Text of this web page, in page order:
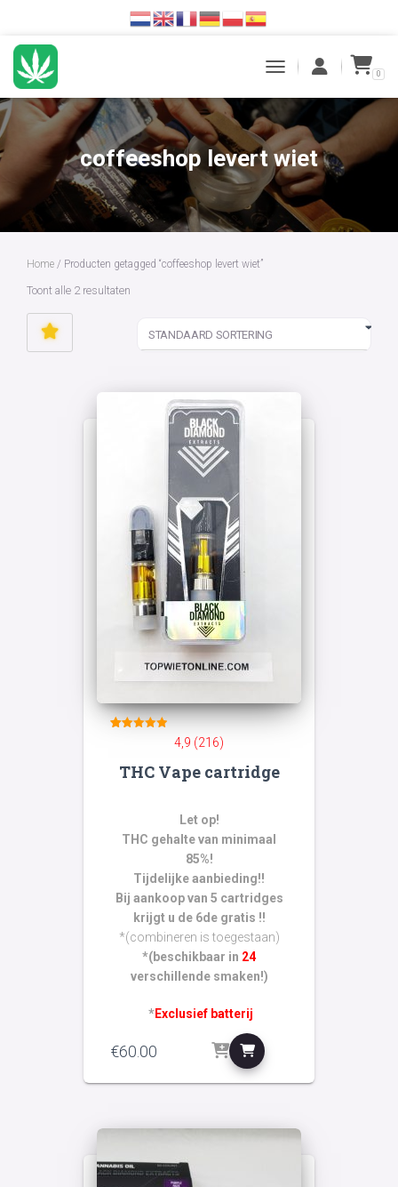
TOGGLE NAVIGATION0
coffeeshop levert wiet
Home / Producten getagged “coffeeshop levert wiet”
Toont alle 2 resultaten
gebaseerd
op klant
4,9 (216)
THC Vape cartridge
Let op!
THC gehalte van minimaal
85%!
Tijdelijke aanbieding!!
Bij aankoop van 5 cartridges
krijgt u de 6de gratis !!
*(combineren is toegestaan)
*(beschikbaar in 24
verschillende smaken!)
*Exclusief batterij
€60.00